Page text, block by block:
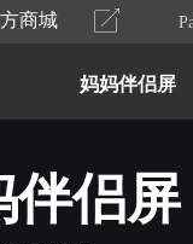
伴侣屏
妈妈伴侣屏
商城